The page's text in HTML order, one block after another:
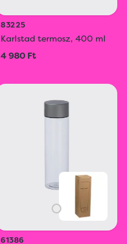
83225
Karlstad termosz, 400 ml
4 980 Ft
61386